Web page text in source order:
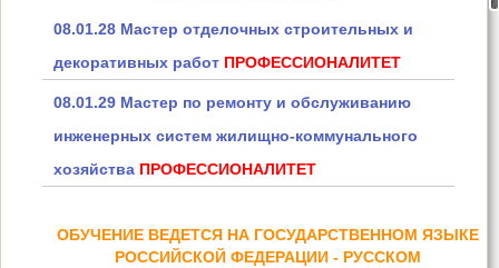
08.01.28 Мастер отделочных строительных и
декоративных работ ПРОФЕССИОНАЛИТЕТ
08.01.29 Мастер по ремонту и обслуживанию
инженерных систем жилищно-коммунального
хозяйства ПРОФЕССИОНАЛИТЕТ
ОБУЧЕНИЕ ВЕДЕТСЯ НА ГОСУДАРСТВЕННОМ ЯЗЫКЕ
РОССИЙСКОЙ ФЕДЕРАЦИИ - РУССКОМ